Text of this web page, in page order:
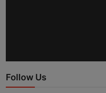
Follow Us